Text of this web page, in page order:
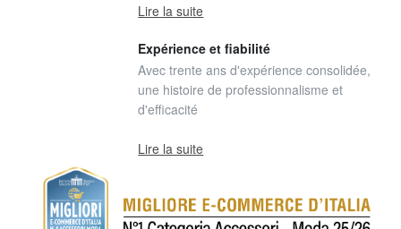
Lire la suite
Expérience et fiabilité
Avec trente ans d'expérience consolidée,
une histoire de professionnalisme et
d'efficacité
Lire la suite